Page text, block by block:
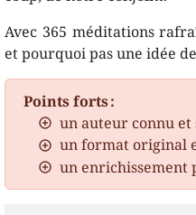
Avec 365 méditations
et pourquoi pas une idée
Points forts :
un auteur connu et
un format original
un enrichissement